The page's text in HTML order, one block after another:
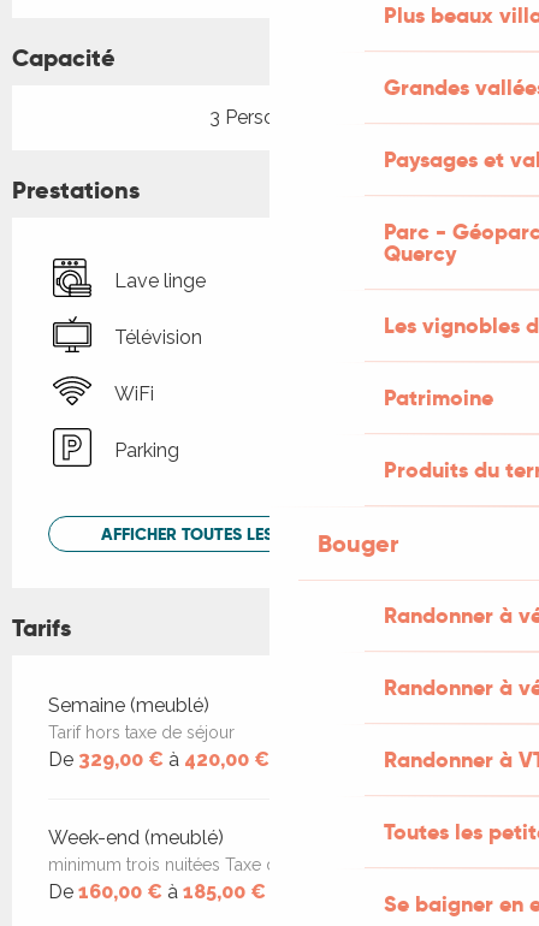
Plus beaux
Grandes
Paysages et
Parc -
Quercy
Les vignobles
Patrimoine
Produits du
Bouger
Randonner à
Randonner à
Randonner à
Toutes les
Se baigner en
Capacité
3 Personne(s)
Prestations
Lave linge
Télévision
WiFi
Parking
AFFICHER TOUTES LES PRESTATIONS
Tarifs
Tarifs 2026
Semaine (meublé)
Tarif hors taxe de séjour
De 329,00 € à 420,00 €
Week-end (meublé)
minimum trois nuitées Taxe de séjour en sus
De 160,00 € à 185,00 €